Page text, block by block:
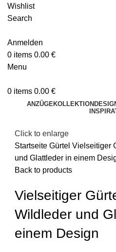
Wishlist
Search
Anmelden
0 items 0.00 €
Menu
0 items 0.00 €
ANZÜGEKOLLEKTION
Click to enlarge
Startseite Gürtel Vielseitiger
und Glattleder in einem
Back to products
Vielseitiger
Wildleder und
einem Design